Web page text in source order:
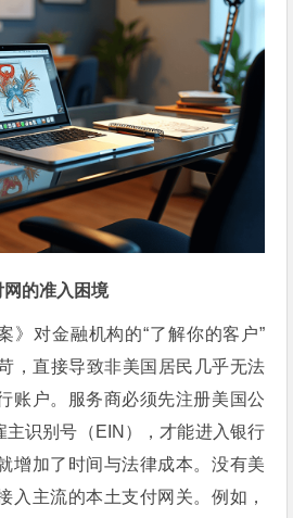
网的准入困境
》对金融机构的“了解你的客户”
，直接导致非美国居民几乎无法
账户。服务商必须先注册美国公
主识别号（EIN），才能进入银行
增加了时间与法律成本。没有美
入主流的本土支付网关。例如，